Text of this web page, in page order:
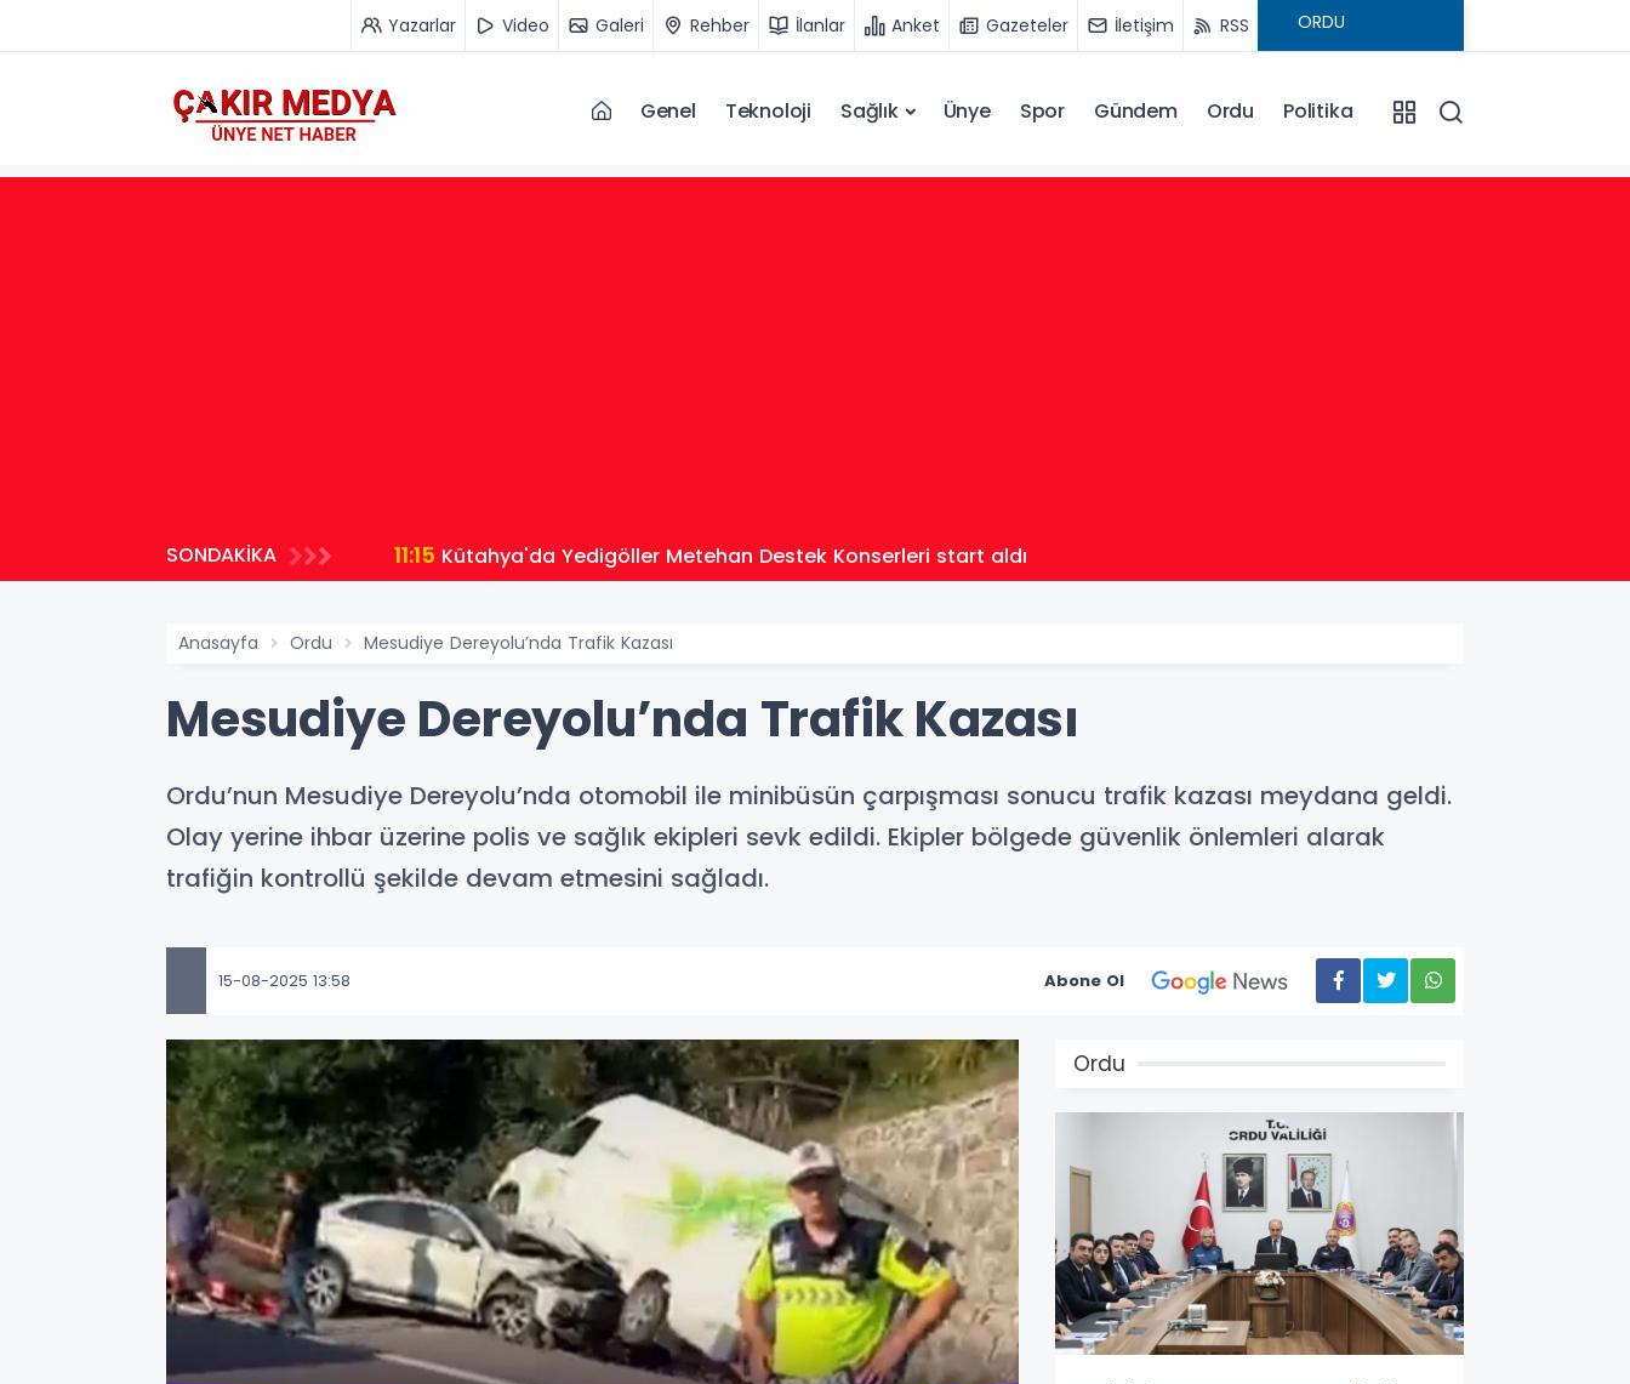
Yazarlar Video Galeri Rehber İlanlar Anket Gazeteler İletişim RSS
Genel Teknoloji Sağlık Ünye Spor Gündem Ordu Politika
SONDAKİKA 11:15 Kütahya'da Yedigöller Metehan Destek Konserleri start aldı
Anasayfa Ordu Mesudiye Dereyolu’nda Trafik Kazası
Mesudiye Dereyolu’nda Trafik Kazası
Ordu’nun Mesudiye Dereyolu’nda otomobil ile minibüsün çarpışması sonucu trafik kazası meydana geldi.
Olay yerine ihbar üzerine polis ve sağlık ekipleri sevk edildi. Ekipler bölgede güvenlik önlemleri alarak
trafiğin kontrollü şekilde devam etmesini sağladı.
15-08-2025 13:58 Abone Ol
Ordu